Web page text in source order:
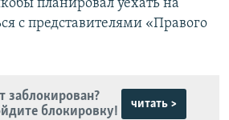
планировал уехать на
с представителями «Правого
заблокирован?
блокировку!
читать >